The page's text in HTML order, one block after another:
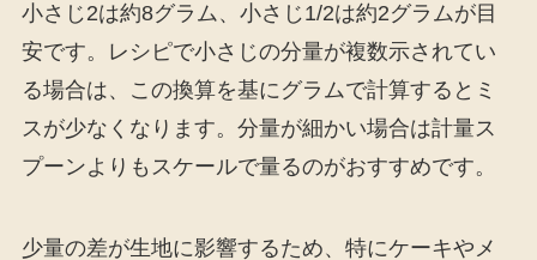
小さじ2は約8グラム、小さじ1/2は約2グラムが目
安です。レシピで小さじの分量が複数示されてい
る場合は、この換算を基にグラムで計算するとミ
スが少なくなります。分量が細かい場合は計量ス
プーンよりもスケールで量るのがおすすめです。
少量の差が生地に影響するため、特にケーキやメ